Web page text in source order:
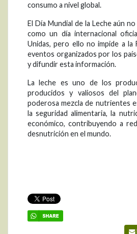
consumo a nivel global.
El Día Mundial de la Leche aún
como un día internacional
Unidas, pero ello no impide a la
eventos organizados por los
y difundir esta información.
La leche es uno de los
producidos y valiosos del
poderosa mezcla de nutrientes
la seguridad alimentaria, la
económico, contribuyendo a
desnutrición en el mundo.